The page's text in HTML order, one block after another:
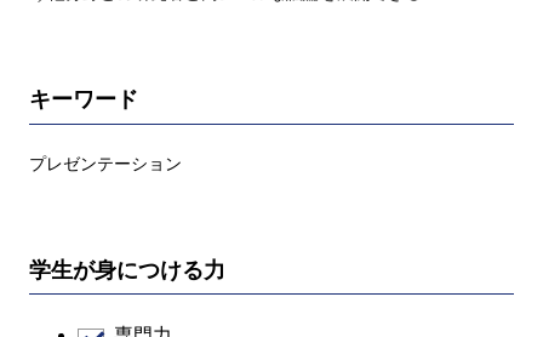
キーワード
プレゼンテーション
学生が身につける力